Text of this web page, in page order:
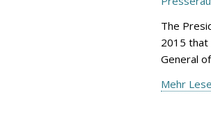
The
2015 that
General
Mehr